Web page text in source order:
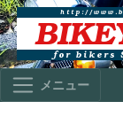
メニュー